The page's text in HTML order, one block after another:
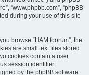
“www.phpbb.com”, “phpBB
during your use of this site
browse “HAM foorum”, the
are small text files stored
cookies contain a user
session identifier
by the phpBB software.